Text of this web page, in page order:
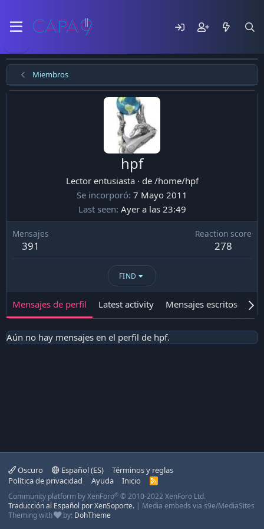
Miembros
hpf
Lector entusiasta · de /home/hpf
Se incorporó 7 Mayo 2011
Last seen Ayer a las 23:49
Mensajes
391
Reaction score
278
FIND
Mensajes de perfil Latest activity Mensajes escritos
Aún no hay mensajes en el perfil de hpf.
Oscuro Español (ES)
Términos y reglas
Política de privacidad
Ayuda Inicio
R
S
Community platform by XenForo® © 2010-2022 XenForo Ltd.
Traducción al Español por XenSoporte. | Media embeds via s9e/MediaSites
Theming with
by: DohTheme